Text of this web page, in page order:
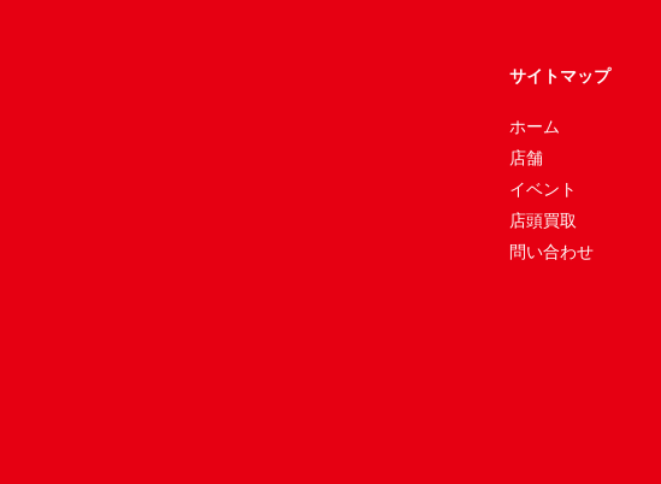
サイトマップ
ホーム
店舗
イベント
店頭買取
問い合わせ